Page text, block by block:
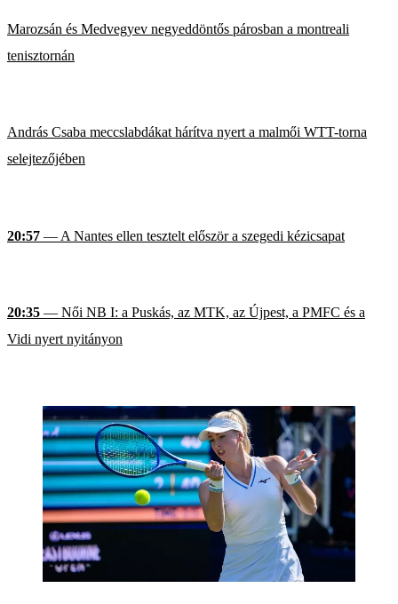
Marozsán és Medvegyev negyeddöntős párosban a montreali
tenisztornán
András Csaba meccslabdákat hárítva nyert a malmői WTT-torna
selejtezőjében
20:57 — A Nantes ellen tesztelt először a szegedi kézicsapat
20:35 — Női NB I: a Puskás, az MTK, az Újpest, a PMFC és a
Vidi nyert nyitányon